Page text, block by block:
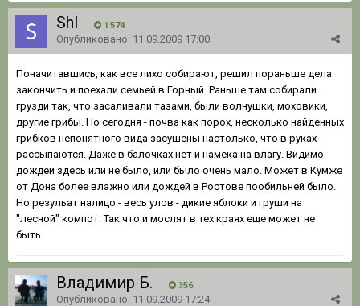
Shl 1 574
Опубликовано: 11.09.2009 17:00
Поначитавшись, как все лихо собирают, решил пораньше дела
закончить и поехали семьей в Горный. Раньше там собирали
грузди так, что засаливали тазами, были волнушки, моховики,
другие грибы. Но сегодня - почва как порох, несколько найденных
грибков непонятного вида засушены настолько, что в руках
рассыпаются. Даже в балочках нет и намека на влагу. Видимо
дождей здесь или не было, или было очень мало. Может в Кумже
от Дона более влажно или дождей в Ростове пообильней было.
Но резульат налицо - весь улов - дикие яблоки и груши на
"лесной" компот. Так что и мослят в тех краях еще может не
быть.
Владимир Б. 356
Опубликовано: 11.09.2009 17:24